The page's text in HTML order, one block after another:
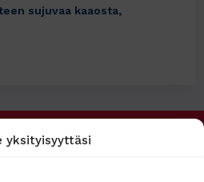
yksityisyyttäsi
sujuvaa kaaosta,
MATKAPÖRSSI